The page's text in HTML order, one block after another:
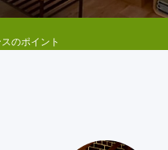
のポイント